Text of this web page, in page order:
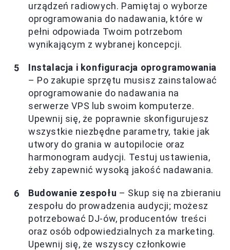
urządzeń radiowych. Pamiętaj o wyborze
oprogramowania do nadawania, które w
pełni odpowiada Twoim potrzebom
wynikającym z wybranej koncepcji.
Instalacja i konfiguracja oprogramowania
– Po zakupie sprzętu musisz zainstalować
oprogramowanie do nadawania na
serwerze VPS lub swoim komputerze.
Upewnij się, że poprawnie skonfigurujesz
wszystkie niezbędne parametry, takie jak
utwory do grania w autopilocie oraz
harmonogram audycji. Testuj ustawienia,
żeby zapewnić wysoką jakość nadawania.
Budowanie zespołu – Skup się na zbieraniu
zespołu do prowadzenia audycji; możesz
potrzebować DJ-ów, producentów treści
oraz osób odpowiedzialnych za marketing.
Upewnij się, że wszyscy członkowie